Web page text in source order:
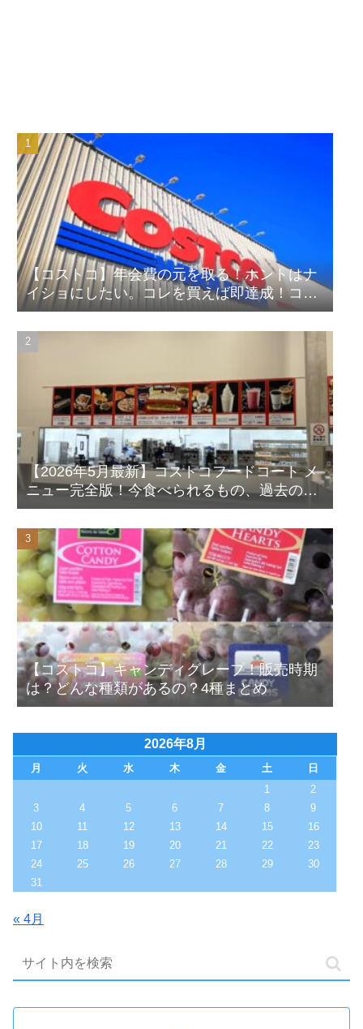
【コストコ】年会費の元を取る！ホントはナ
イショにしたい。コレを買えば即達成！コス
パ良しランキング！
【2026年5月最新】コストコフードコート メ
ニュー完全版！今食べられるもの、過去の人
気メニューも写真付きで徹底解説！
【コストコ】キャンディグレープ！販売時期
は？どんな種類があるの？4種まとめ
2026年8月
月 火 水 木 金 土
日
1
2
3
4 5 6 7 8
9
10
11 12 13 14 15
16
17
18 19 20 21 22
23
24
25 26 27 28 29
30
31
« 4月